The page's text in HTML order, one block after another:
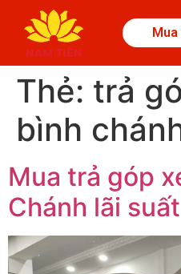
Thẻ: trả
bình
Mua trả góp
Chánh lãi